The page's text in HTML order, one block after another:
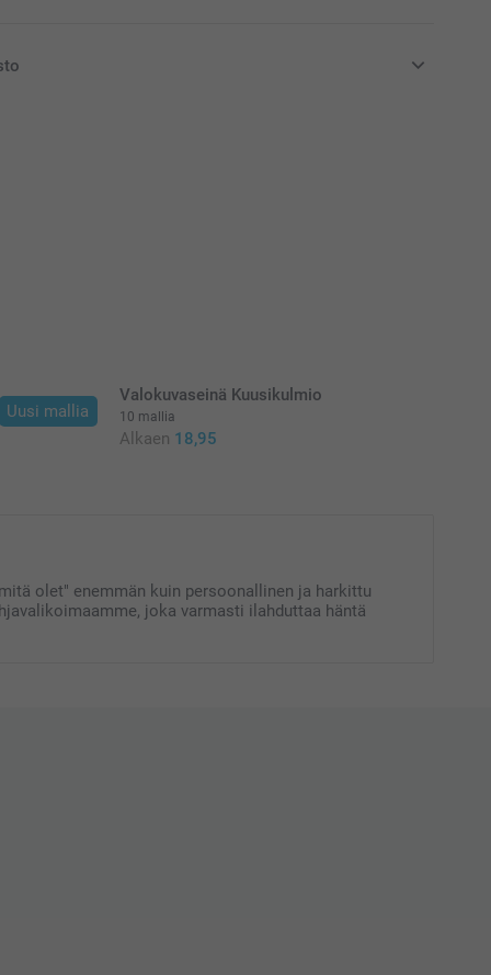
Uusi mallia
Valokuvaseinä Kuusikulmio
10 mallia
Alkaen 18,95
olet" enemmän kuin persoonallinen ja harkittu
joka varmasti ilahduttaa häntä